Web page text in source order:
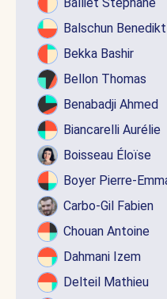
Balliet Stéphane
Balschun Benedikt
Bekka Bashir
Bellon Thomas
Benabadji Ahmed
Biancarelli Aurélie
Boisseau Éloïse
Boyer Pierre-
Carbo-Gil Fabien
Chouan Antoine
Dahmani Izem
Delteil Mathieu